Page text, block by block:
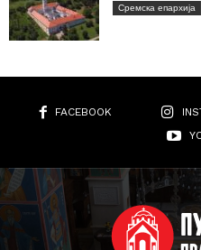
Сремска епархија
FACEBOOK